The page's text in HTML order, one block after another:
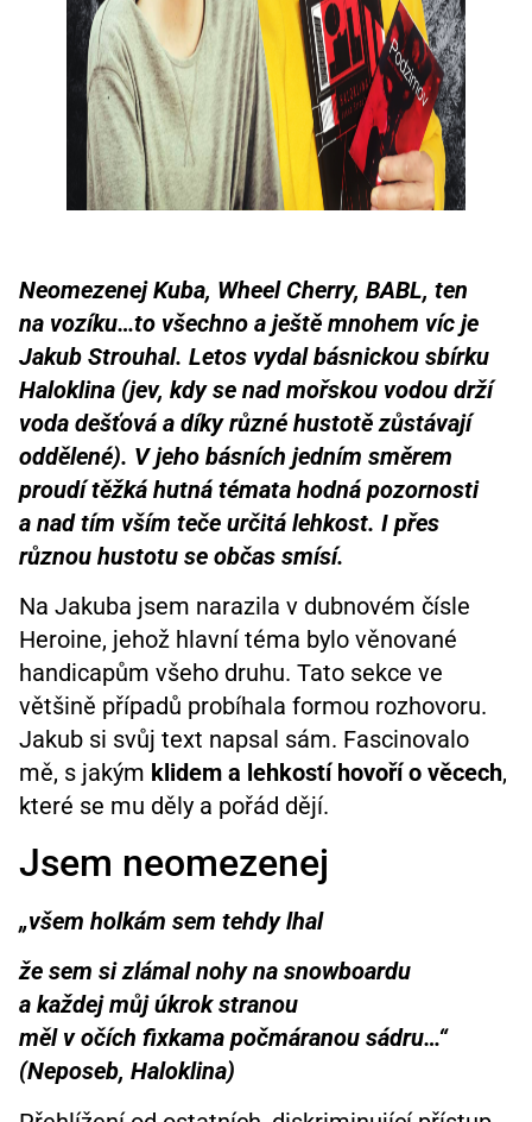
Neomezenej Kuba, Wheel Cherry, BABL, ten
na vozíku…to všechno a ještě mnohem víc je
Jakub Strouhal. Letos vydal básnickou sbírku
Haloklina (jev, kdy se nad mořskou vodou drží
voda dešťová a díky různé hustotě zůstávají
oddělené). V jeho básních jedním směrem
proudí těžká hutná témata hodná pozornosti
a nad tím vším teče určitá lehkost. I přes
různou hustotu se občas smísí.
Na Jakuba jsem narazila v dubnovém čísle
Heroine, jehož hlavní téma bylo věnované
handicapům všeho druhu. Tato sekce ve
většině případů probíhala formou rozhovoru.
Jakub si svůj text napsal sám. Fascinovalo
mě, s jakým klidem a lehkostí hovoří o věcech,
které se mu děly a pořád dějí.
Jsem neomezenej
„všem holkám sem tehdy lhal
že sem si zlámal nohy na snowboardu
a každej můj úkrok stranou
měl v očích fixkama počmáranou sádru…“
(Neposeb, Haloklina)